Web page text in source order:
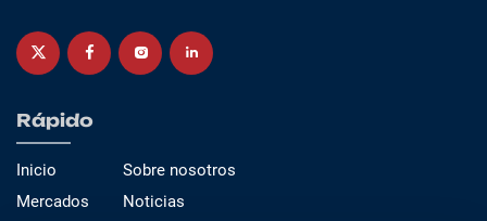
Rápido
Inicio
Mercados
Sobre nosotros
Noticias